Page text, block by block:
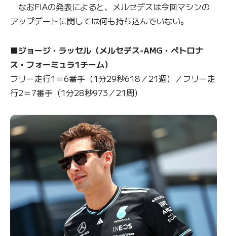
なおFIAの発表によると、メルセデスは今回マシンの
アップデートに関しては何も持ち込んでいない。
■ジョージ・ラッセル（メルセデス-AMG・ペトロナ
ス・フォーミュラ1チーム）
フリー走行1＝6番手（1分29秒618／21週）／フリー走
行2＝7番手（1分28秒973／21周）